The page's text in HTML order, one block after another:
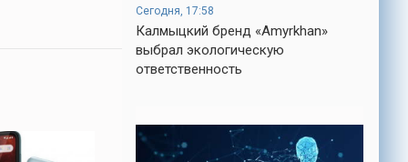
Сегодня, 17:58
Калмыцкий бренд «Amyrkhan»
выбрал экологическую
ответственность